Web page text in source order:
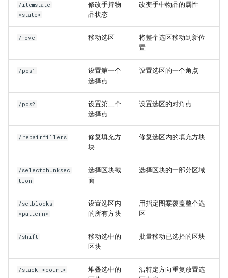
/itemstate
<state>
修改手持物
品状态
改变手中物品的属性
/move 移动选区
将整个选区移动到新位
置
/pos1
设置第一个
选择点
设置选区的一个角点
/pos2
设置第二个
选择点
设置选区的对角点
/repairfillers
修复填充方
块
修复选区内的填充方块
/selectchunksec
tion
选择区块截
面
选择区块的一部分区域
/setblocks
<pattern>
设置选区内
的所有方块
用指定图案覆盖整个选
区
/shift
移动选中的
区块
批量移动已选择的区块
/stack <count>
堆叠选中的
沿特定方向重复放置选